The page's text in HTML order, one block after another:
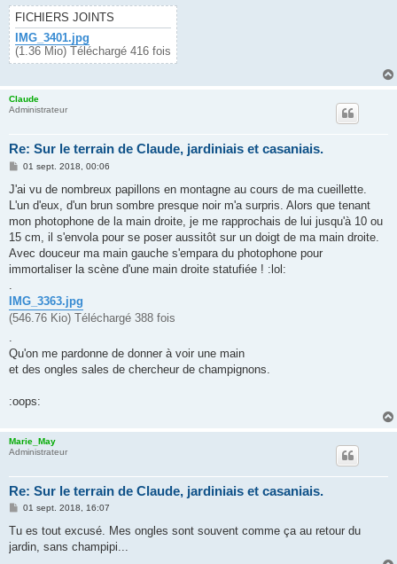
FICHIERS JOINTS
IMG_3401.jpg
(1.36 Mio) Téléchargé 416 fois
Claude
Administrateur
Re: Sur le terrain de Claude, jardiniais et casaniais.
M
s
a
g
01 sept. 2018, 00:06
J'ai vu de nombreux papillons en montagne au cours de ma cueillette.
L'un d'eux, d'un brun sombre presque noir m'a surpris. Alors que tenant
mon photophone de la main droite, je me rapprochais de lui jusqu'à 10 ou
15 cm, il s'envola pour se poser aussitôt sur un doigt de ma main droite.
Avec douceur ma main gauche s'empara du photophone pour
immortaliser la scène d'une main droite statufiée ! :lol:
IMG_3363.jpg
(546.76 Kio) Téléchargé 388 fois
Qu'on me pardonne de donner à voir une main
et des ongles sales de chercheur de champignons.
:oops:
Marie_May
Administrateur
Re: Sur le terrain de Claude, jardiniais et casaniais.
M
s
a
01 sept. 2018, 16:07
Tu es tout excusé. Mes ongles sont souvent comme ça au retour du
jardin, sans champipi...